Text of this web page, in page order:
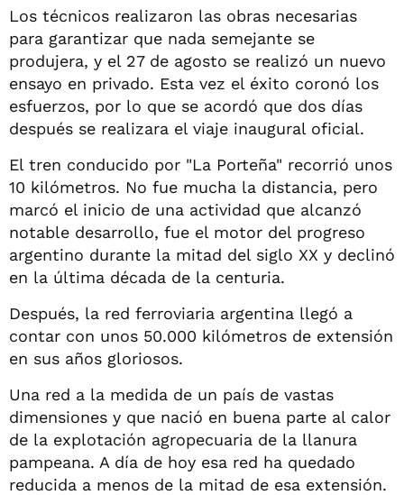
Los técnicos realizaron las obras necesarias
para garantizar que nada semejante se
produjera, y el 27 de agosto se realizó un nuevo
ensayo en privado. Esta vez el éxito coronó los
esfuerzos, por lo que se acordó que dos días
después se realizara el viaje inaugural oficial.
El tren conducido por "La Porteña" recorrió unos
10 kilómetros. No fue mucha la distancia, pero
marcó el inicio de una actividad que alcanzó
notable desarrollo, fue el motor del progreso
argentino durante la mitad del siglo XX y declinó
en la última década de la centuria.
Después, la red ferroviaria argentina llegó a
contar con unos 50.000 kilómetros de extensión
en sus años gloriosos.
Una red a la medida de un país de vastas
dimensiones y que nació en buena parte al calor
de la explotación agropecuaria de la llanura
pampeana. A día de hoy esa red ha quedado
reducida a menos de la mitad de esa extensión.